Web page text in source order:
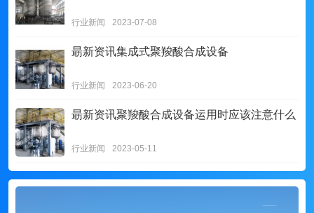
行业新闻 2023-07-08
朂新资讯集成式聚羧酸合成设备
行业新闻 2023-06-20
朂新资讯聚羧酸合成设备运用时应该注意什么
行业新闻 2023-05-11